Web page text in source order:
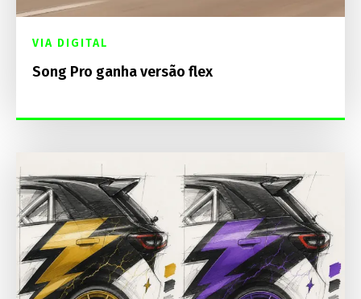
VIA DIGITAL
Song Pro ganha versão flex